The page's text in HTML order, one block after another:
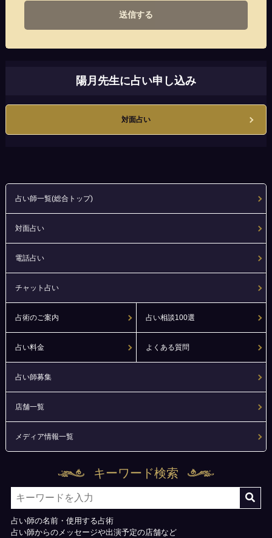
送信する
陽月先生に占い申し込み
対面占い
占い師一覧(総合トップ)
対面占い
電話占い
チャット占い
占術のご案内 占い相談100選
占い料金 よくある質問
占い師募集
店舗一覧
メディア情報一覧
キーワード検索
占い師の名前・使用する占術
占い師からのメッセージや出演予定の店舗など